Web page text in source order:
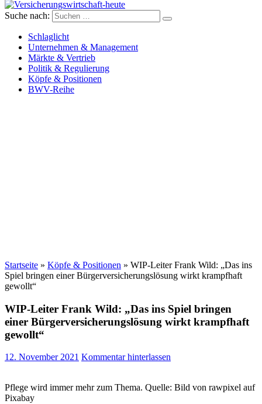
Versicherungswirtschaft-heute
Suche nach:
Schlaglicht
Unternehmen & Management
Märkte & Vertrieb
Politik & Regulierung
Köpfe & Positionen
BWV-Reihe
Startseite » Köpfe & Positionen » WIP-Leiter Frank Wild: „Das ins
Spiel bringen einer Bürgerversicherungslösung wirkt krampfhaft
gewollt“
WIP-Leiter Frank Wild: „Das ins Spiel bringen
einer Bürgerversicherungslösung wirkt krampfhaft
gewollt“
12. November 2021 Kommentar hinterlassen
Pflege wird immer mehr zum Thema. Quelle: Bild von rawpixel auf
Pixabay